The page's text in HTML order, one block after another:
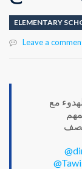
ELEMENTARY
Leave a
مع